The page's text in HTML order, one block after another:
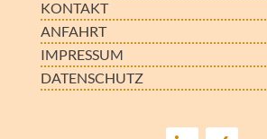
KONTAKT
ANFAHRT
IMPRESSUM
DATENSCHUTZ